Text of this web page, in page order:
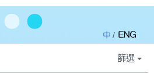
/
篩選